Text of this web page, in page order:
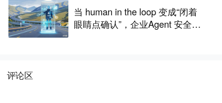
当 human in the loop 变成“闭着
眼睛点确认”，企业Agent 安全还
评论区